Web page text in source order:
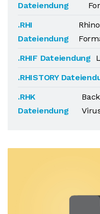
Dateiendung
.RHI
Dateiendung
.RHIF Dateiendung
.RHISTORY
.RHK
Dateiendung